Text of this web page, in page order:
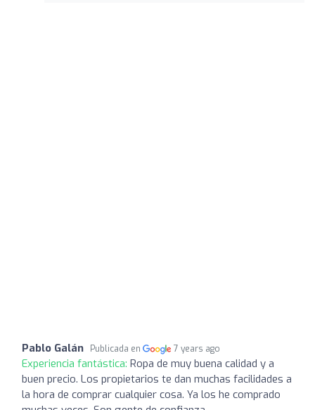
Pablo Galán Publicada en 7 years ago
Experiencia fantástica: Ropa de muy buena calidad y a
buen precio. Los propietarios te dan muchas facilidades a
la hora de comprar cualquier cosa. Ya los he comprado